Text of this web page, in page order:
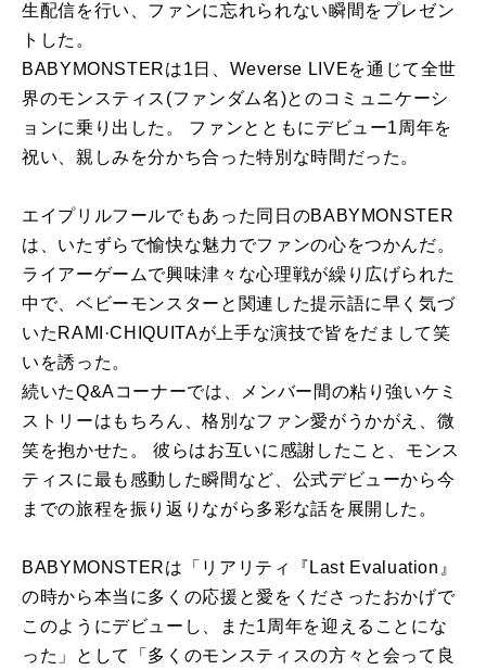
生配信を行い、ファンに忘れられない瞬間をプレゼン
トした。
BABYMONSTERは1日、Weverse LIVEを通じて全世
界のモンスティス(ファンダム名)とのコミュニケーシ
ョンに乗り出した。 ファンとともにデビュー1周年を
祝い、親しみを分かち合った特別な時間だった。
エイプリルフールでもあった同日のBABYMONSTER
は、いたずらで愉快な魅力でファンの心をつかんだ。
ライアーゲームで興味津々な心理戦が繰り広げられた
中で、ベビーモンスターと関連した提示語に早く気づ
いたRAMI·CHIQUITAが上手な演技で皆をだまして笑
いを誘った。
続いたQ&Aコーナーでは、メンバー間の粘り強いケミ
ストリーはもちろん、格別なファン愛がうかがえ、微
笑を抱かせた。 彼らはお互いに感謝したこと、モンス
ティスに最も感動した瞬間など、公式デビューから今
までの旅程を振り返りながら多彩な話を展開した。
BABYMONSTERは「リアリティ『Last Evaluation』
の時から本当に多くの応援と愛をくださったおかげで
このようにデビューし、また1周年を迎えることにな
った」として「多くのモンスティスの方々と会って良